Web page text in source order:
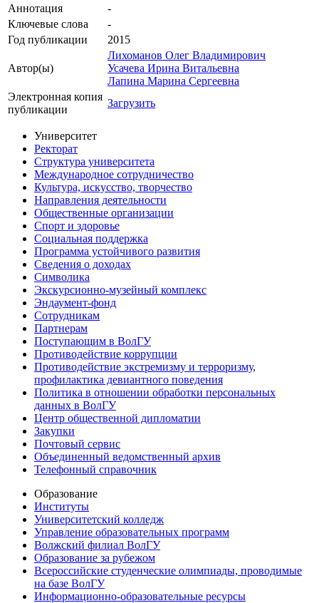
Аннотация
-
Ключевые cлова
-
Год публикации
2015
Автор(ы)
Лихоманов Олег Владимирович
Усачева Ирина Витальевна
Лапина Марина Сергеевна
Электронная копия
публикации
Загрузить
Университет
Ректорат
Структура университета
Международное сотрудничество
Культура, искусство, творчество
Направления деятельности
Общественные организации
Спорт и здоровье
Социальная поддержка
Программа устойчивого развития
Сведения о доходах
Символика
Экскурсионно-музейный комплекс
Эндаумент-фонд
Сотрудникам
Партнерам
Поступающим в ВолГУ
Противодействие коррупции
Противодействие экстремизму и терроризму,
профилактика девиантного поведения
Политика в отношении обработки персональных
данных в ВолГУ
Центр общественной дипломатии
Закупки
Почтовый сервис
Объединенный ведомственный архив
Телефонный справочник
Образование
Институты
Университетский колледж
Управление образовательных программ
Волжский филиал ВолГУ
Образование за рубежом
Всероссийские студенческие олимпиады, проводимые
на базе ВолГУ
Информационно-образовательные ресурсы